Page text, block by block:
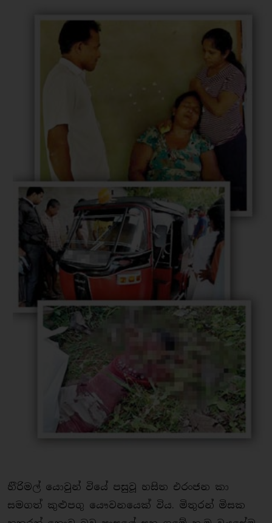
හිිරිමල් යොවුන් වියේ පසුවූ හසිත එරංජන කා
සමගත් කුළුපගු යෞවනයෙක් විය. මිතුරන් මිසක